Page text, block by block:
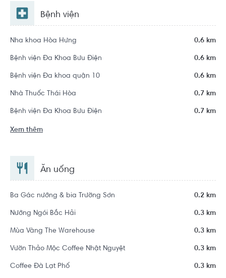
Bệnh viện
Nha khoa Hòa Hưng 0.6 km
Bệnh viện Đa Khoa Bưu Điện 0.6 km
Bệnh viện Đa khoa quận 10 0.6 km
Nhà Thuốc Thái Hòa 0.7 km
Bệnh viện Đa Khoa Bưu Điện 0.7 km
Xem thêm
Ăn uống
Ba Gác nướng & bia Trường Sơn 0.2 km
Nướng Ngói Bắc Hải 0.3 km
Mùa Vàng The Warehouse 0.3 km
Vườn Thảo Mộc Coffee Nhật Nguyệt 0.3 km
Coffee Đà Lạt Phố 0.3 km